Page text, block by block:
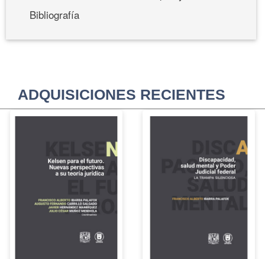
Bibliografía
ADQUISICIONES RECIENTES